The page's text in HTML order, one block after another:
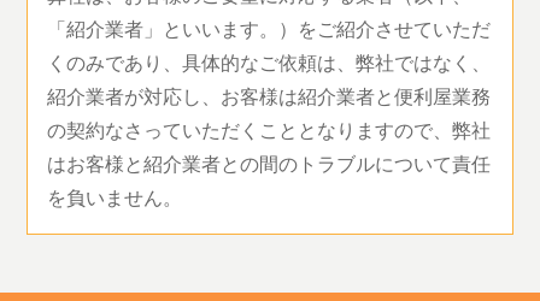
「紹介業者」といいます。）をご紹介させていただ
くのみであり、具体的なご依頼は、弊社ではなく、
紹介業者が対応し、お客様は紹介業者と便利屋業務
の契約なさっていただくこととなりますので、弊社
はお客様と紹介業者との間のトラブルについて責任
を負いません。